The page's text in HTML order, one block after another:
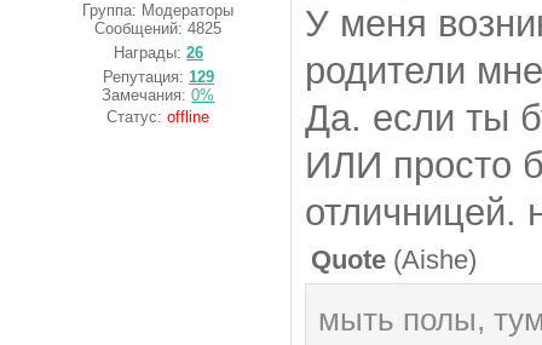
Группа: Модераторы
Сообщений:4825
Награды: 26
Репутация: 129
Замечания:0%
Статус:offline
У меня
родители
Да. если ты
ИЛИ просто
отличницей.
Quote (Aishe)
мыть полы,